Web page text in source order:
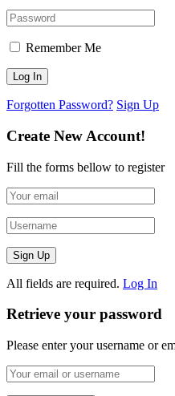
Remember Me
Forgotten Password? Sign Up
Create New Account!
Fill the forms bellow to register
All fields are required. Log In
Retrieve your password
Please enter your username or